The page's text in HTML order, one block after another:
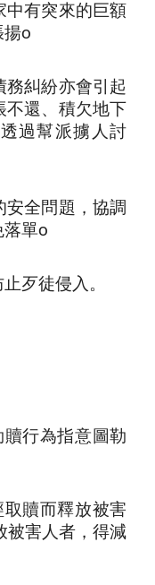
中有突來的巨額
揚o
糾紛亦會引起
不還、積欠地下
過幫派擄人討
全問題，協調
落單o
歹徒侵入。
行為指意圖勒
贖而釋放被害
被害人者，得減